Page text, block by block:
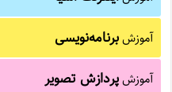
آموزشبرنامه‌نویسی
آموزشپردازش تصویر